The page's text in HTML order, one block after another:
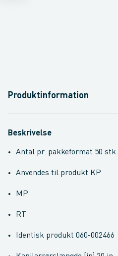
Produktinformation
Beskrivelse
Antal pr. pakkeformat 50 stk.
Anvendes til produkt KP
MP
RT
Identisk produkt 060-002466